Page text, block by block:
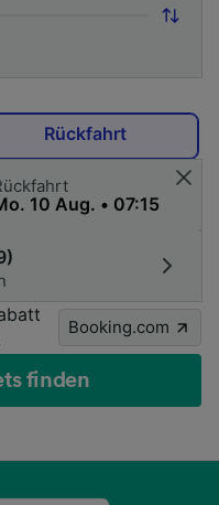
Rückfahrt
Booking.com
finden